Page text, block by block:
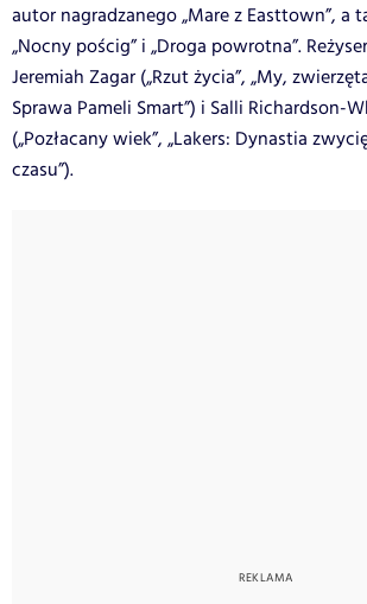
autor nagradzanego „Mare z Easttown”, a
„Nocny pościg” i „Droga powrotna”.
Jeremiah Zagar („Rzut życia”, „My,
Sprawa Pameli Smart”) i Salli Richardson-
(„Pozłacany wiek”, „Lakers: Dynastia
czasu”).